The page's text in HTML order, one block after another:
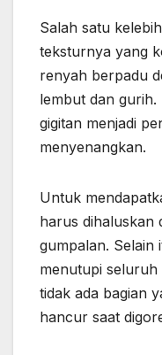
Salah satu
teksturnya yang
renyah berpadu
lembut dan gurih.
gigitan menjadi
menyenangkan.
Untuk
harus dihaluskan
gumpalan. Selain
menutupi
tidak ada bagian
hancur saat